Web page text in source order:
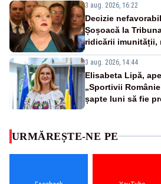
3 aug. 2026, 16:22
Decizie
Șoșoacă la
ridicării imunității,
3 aug. 2026, 14:44
Elisabeta Lipă,
„Sportivii
șapte luni să fie
URMĂREȘTE-NE PE